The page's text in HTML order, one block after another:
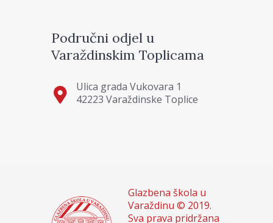
Područni odjel u
Varaždinskim Toplicama
Ulica grada Vukovara 1
42223 Varaždinske Toplice
Glazbena škola u
Varaždinu © 2019.
Sva prava pridržana